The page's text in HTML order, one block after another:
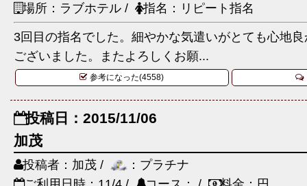
場所：ラブホテル /
指名：リピート指名
3回目の指名でした。細やかな気遣いがとても心地
ございました。またよろしくお願...
参考になった(4558)
投稿日：2015/11/06
加茂
投稿者：加茂 /
：プラチナ